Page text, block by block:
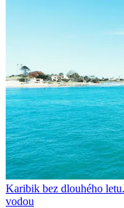
Karibik bez dlouhého
vodou